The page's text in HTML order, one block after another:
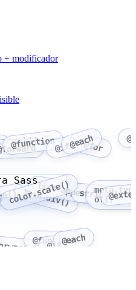
+ modificador
escalable
@function@if@each@for
color.scale()
math.div()
list.append()of()
@function
@if@each
Sass